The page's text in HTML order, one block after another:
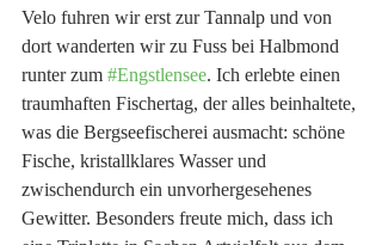
Velo fuhren wir erst zur Tannalp und von
dort wanderten wir zu Fuss bei Halbmond
runter zum #Engstlensee. Ich erlebte einen
traumhaften Fischertag, der alles beinhaltete,
was die Bergseefischerei ausmacht: schöne
Fische, kristallklares Wasser und
zwischendurch ein unvorhergesehenes
Gewitter. Besonders freute mich, dass ich